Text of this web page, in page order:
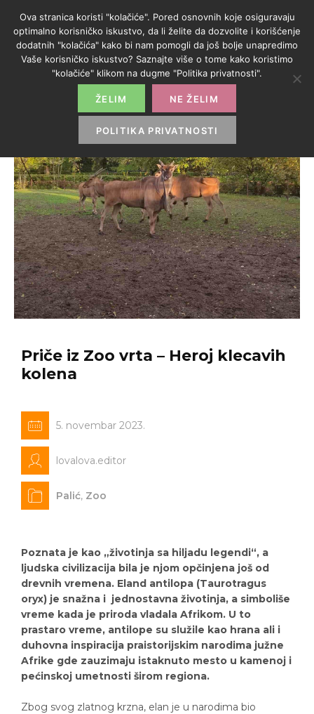
Priče iz Zoo vrta – Heroj klecavih
kolena
5. novembar 2023.
lovalova.editor
Palić, Zoo
Poznata je kao „životinja sa hiljadu legendi“, a
ljudska civilizacija bila je njom opčinjena još od
drevnih vremena. Eland antilopa (Taurotragus
oryx) je snažna i jednostavna životinja, a simboliše
vreme kada je priroda vladala Afrikom. U to
prastaro vreme, antilope su služile kao hrana ali i
duhovna inspiracija praistorijskim narodima južne
Afrike gde zauzimaju istaknuto mesto u kamenoj i
pećinskoj umetnosti širom regiona.
Zbog svog zlatnog krzna, elan je u narodima bio
Ova stranica koristi "kolačiće". Pored osnovnih koje osiguravaju
optimalno korisničko iskustvo, da li želite da dozvolite i korišćenje
dodatnih "kolačića" kako bi nam pomogli da još bolje unapredimo
Vaše korisničko iskustvo? Saznajte više o tome kako koristimo
"kolačiće" klikom na dugme "Politika privatnosti".
ŽELIM NE ŽELIM
POLITIKA PRIVATNOSTI